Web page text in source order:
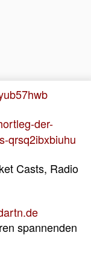
der-
qrsq2ibxbiuhu
Casts, Radio
spannenden